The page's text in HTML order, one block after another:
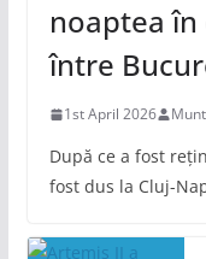
noaptea
între
1st April 2026
După ce a fost
fost dus la Cluj-